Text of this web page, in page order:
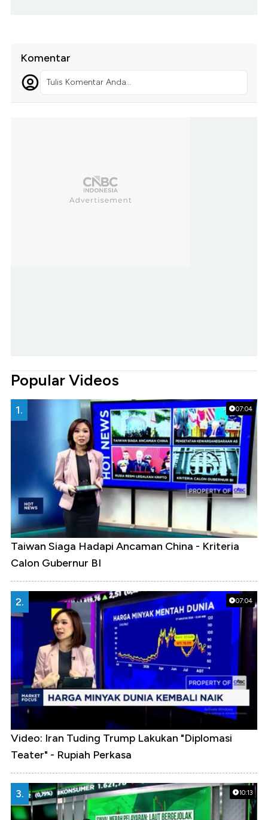
Komentar
Tulis Komentar Anda...
Popular Videos
07:04
1.
Taiwan Siaga Hadapi Ancaman China - Kriteria
Calon Gubernur BI
07:04
2.
Video: Iran Tuding Trump Lakukan "Diplomasi
Teater" - Rupiah Perkasa
10:13
3.